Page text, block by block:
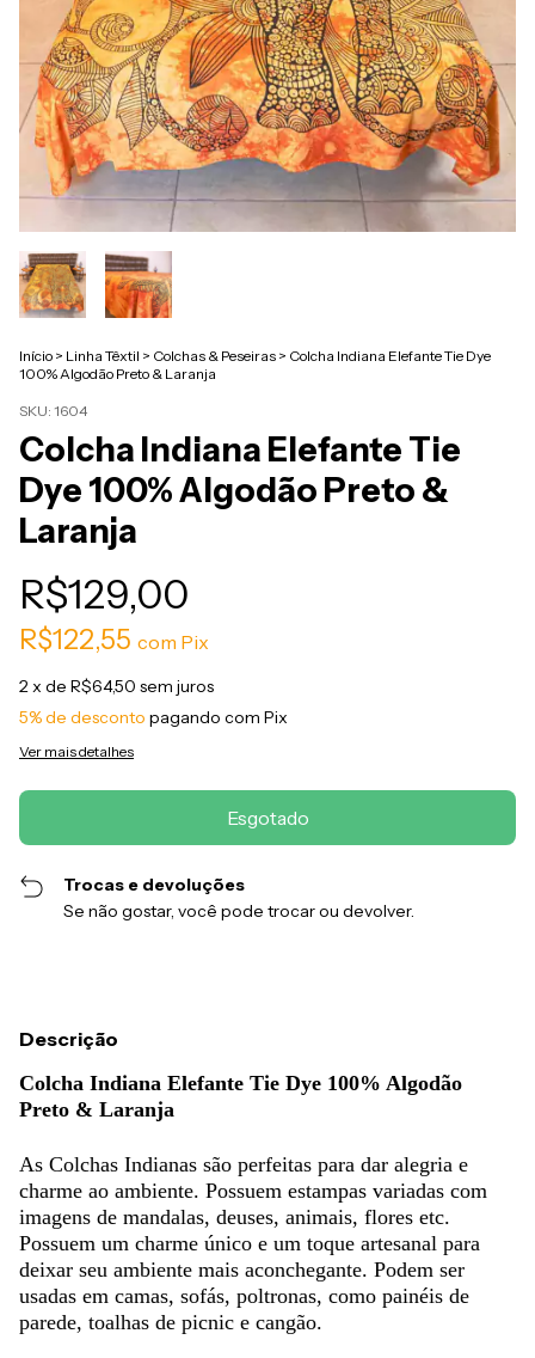
Início > Linha Têxtil > Colchas & Peseiras > Colcha Indiana Elefante Tie Dye
100% Algodão Preto & Laranja
SKU: 1604
Colcha Indiana Elefante Tie
Dye 100% Algodão Preto &
Laranja
R$129,00
R$122,55 com Pix
2x de R$64,50 sem juros
5% de desconto pagando com Pix
Ver mais detalhes
Trocas e devoluções
Se não gostar, você pode trocar ou devolver.
Descrição
Colcha Indiana Elefante Tie Dye 100% Algodão
Preto & Laranja
As Colchas Indianas são perfeitas para dar alegria e
charme ao ambiente. Possuem estampas variadas com
imagens de mandalas, deuses, animais, flores etc.
Possuem um charme único e um toque artesanal para
deixar seu ambiente mais aconchegante. Podem ser
usadas em camas, sofás, poltronas, como painéis de
parede, toalhas de picnic e cangão.